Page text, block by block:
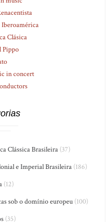
Iberoamérica
Clásica
Pippo
in concert
Clássica Brasileira (37)
e Imperial Brasileira (186)
(12)
sob o domínio europeu(100)
(35)